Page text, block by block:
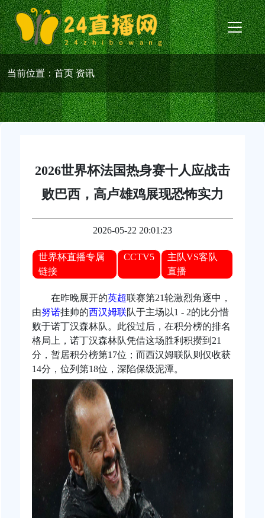
当前位置：首页资讯
2026世界杯法国热身赛十人应战击
败巴西，高卢雄鸡展现恐怖实力
2026-05-22 20:01:23
世界杯直播专属
链接
CCTV5
主队VS客队
直播
在昨晚展开的英超联赛第21轮激烈角逐中，
由努诺挂帅的西汉姆联队于主场以1 - 2的比分惜
败于诺丁汉森林队。此役过后，在积分榜的排名
格局上，诺丁汉森林队凭借这场胜利积攒到21
分，暂居积分榜第17位；而西汉姆联队则仅收获
14分，位列第18位，深陷保级泥潭。